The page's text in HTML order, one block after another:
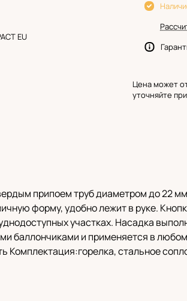
EU
Цена может
уточняйте
припоем труб диаметром до 22
форму, удобно лежит в руке.
участках. Насадка
баллончиками и применяется в
Комплектация:горелка, стальное